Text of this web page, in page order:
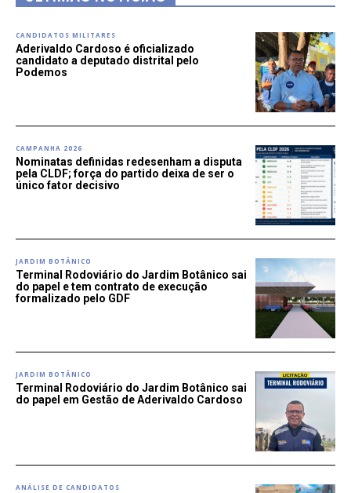
CANDIDATOS MILITARES
Aderivaldo Cardoso é oficializado
candidato a deputado distrital pelo
Podemos
CAMPANHA 2026
Nominatas definidas redesenham a disputa
pela CLDF; força do partido deixa de ser o
único fator decisivo
JARDIM BOTÂNICO
Terminal Rodoviário do Jardim Botânico sai
do papel e tem contrato de execução
formalizado pelo GDF
JARDIM BOTÂNICO
Terminal Rodoviário do Jardim Botânico sai
do papel em Gestão de Aderivaldo Cardoso
ANÁLISE DE CANDIDATOS